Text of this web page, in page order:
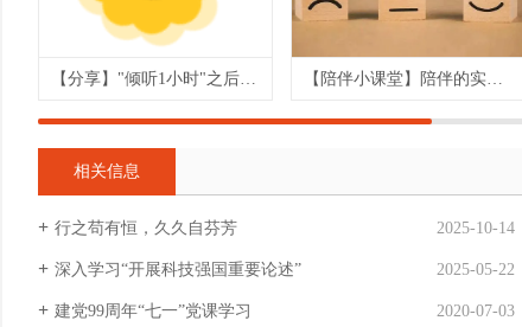
【分享】"倾听1小时"之后父亲的变化 【陪伴小课堂】陪伴的实践技巧——如实面对自己的情绪
相关信息
行之苟有恒，久久自芬芳 2025-10-14
深入学习“开展科技强国重要论述” 2025-05-22
建党99周年“七一”党课学习 2020-07-03